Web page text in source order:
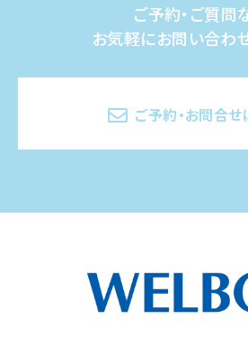
ご予約・ご質問
お気軽にお問い合わ
ご予約・お問合せ